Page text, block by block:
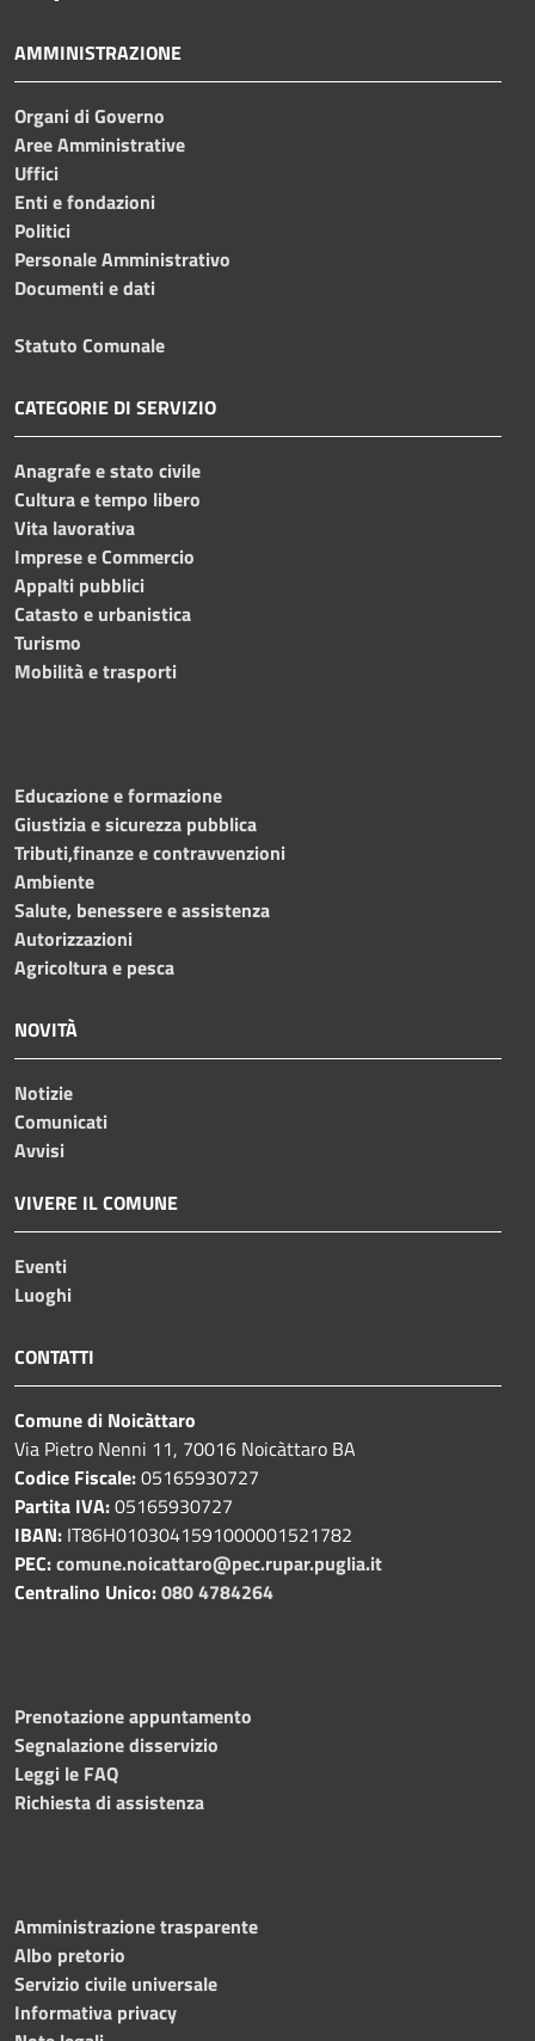
AMMINISTRAZIONE
Organi di Governo
Aree Amministrative
Uffici
Enti e fondazioni
Politici
Personale Amministrativo
Documenti e dati
Statuto Comunale
CATEGORIE DI SERVIZIO
Anagrafe e stato civile
Cultura e tempo libero
Vita lavorativa
Imprese e Commercio
Appalti pubblici
Catasto e urbanistica
Turismo
Mobilità e trasporti
Educazione e formazione
Giustizia e sicurezza pubblica
Tributi,finanze e contravvenzioni
Ambiente
Salute, benessere e assistenza
Autorizzazioni
Agricoltura e pesca
NOVITÀ
Notizie
Comunicati
Avvisi
VIVERE IL COMUNE
Eventi
Luoghi
CONTATTI
Comune di Noicàttaro
Via Pietro Nenni 11, 70016 Noicàttaro BA
Codice Fiscale:05165930727
Partita IVA:05165930727
IBAN: IT86H0103041591000001521782
PEC:comune.noicattaro@pec.rupar.puglia.it
Centralino Unico:080 4784264
Prenotazione appuntamento
Segnalazione disservizio
Leggi le FAQ
Richiesta di assistenza
Amministrazione trasparente
Albo pretorio
Servizio civile universale
Informativa privacy